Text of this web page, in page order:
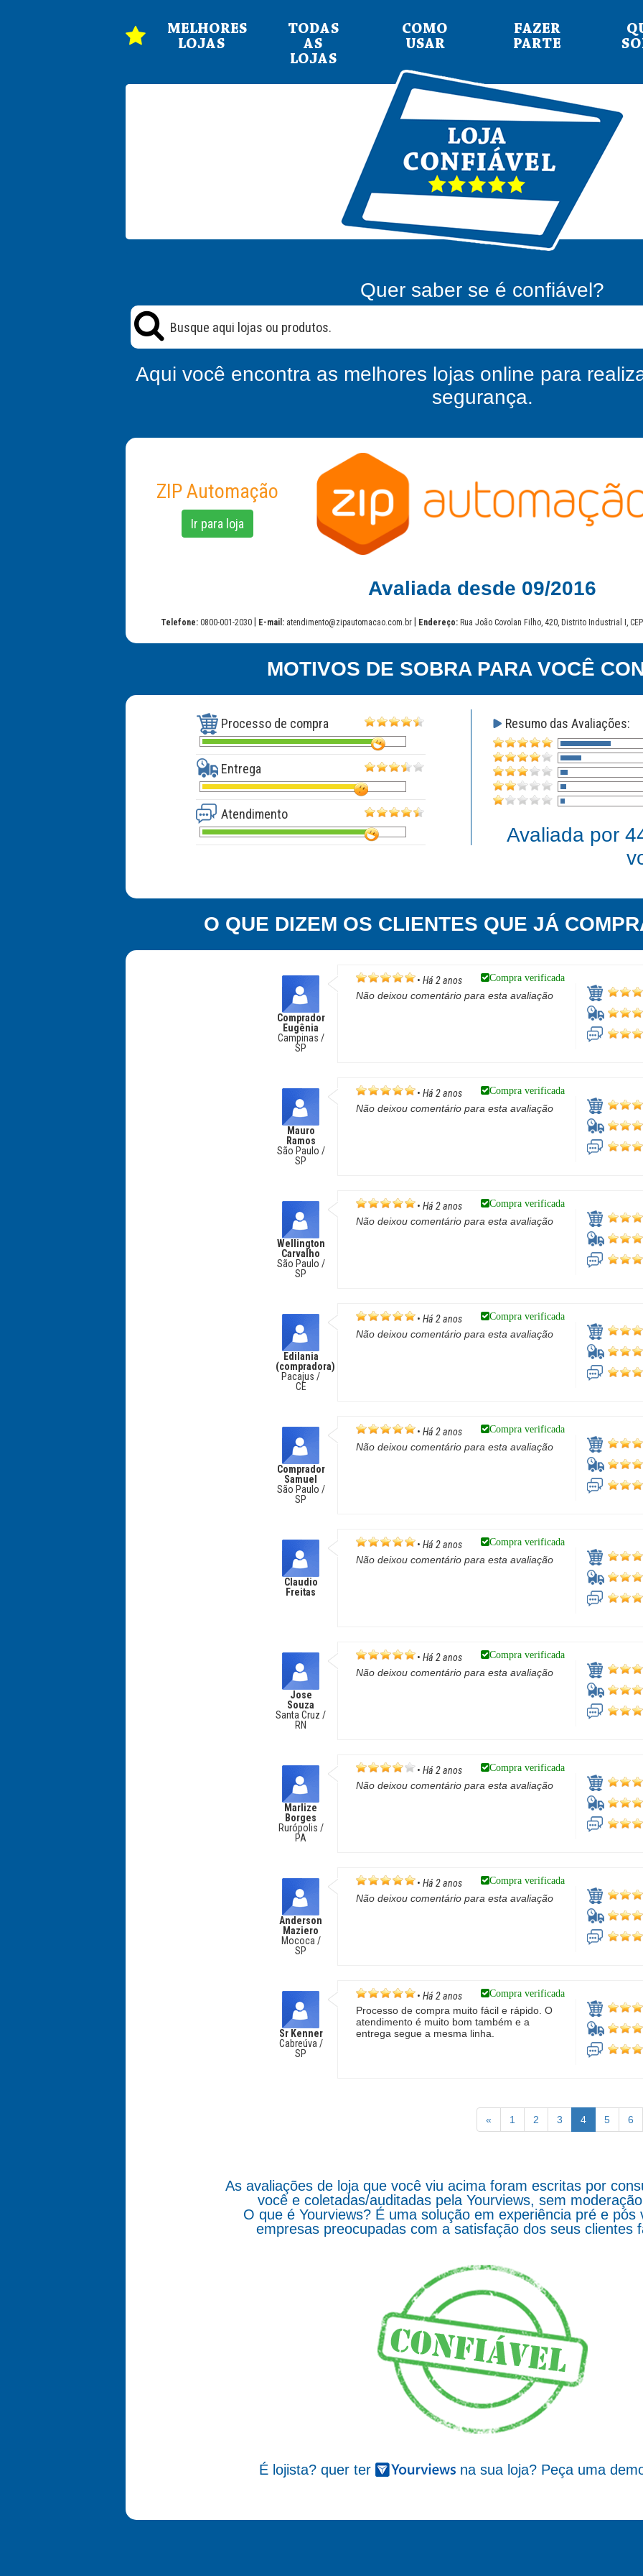
MELHORES
LOJAS
TODAS
AS
LOJAS
COMO
USAR
FAZER
PARTE
Quer saber se é confiável?
Aqui você encontra as melhores lojas online para
segurança.
ZIP Automação
Ir para loja
Avaliada desde 09/2016
Telefone: 0800-001-2030 E-mail: atendimento@zipautomacao.com.br Endereço: Rua João Covolan Filho, 420, Distrito Industrial I,
MOTIVOS DE SOBRA PARA VOCÊ
Processo de compra
Entrega
Atendimento
Resumo das Avaliações:
Avaliada por
O QUE DIZEM OS CLIENTES QUE JÁ
Comprador
Eugênia
Campinas /
SP
• Há 2 anos Compra verificada
Não deixou comentário para esta avaliação
Mauro
Ramos
São Paulo /
SP
• Há 2 anos Compra verificada
Não deixou comentário para esta avaliação
Wellington
Carvalho
São Paulo /
SP
• Há 2 anos Compra verificada
Não deixou comentário para esta avaliação
Edilania
(compradora)
Pacajus /
CE
• Há 2 anos Compra verificada
Não deixou comentário para esta avaliação
Comprador
Samuel
São Paulo /
SP
• Há 2 anos Compra verificada
Não deixou comentário para esta avaliação
Claudio
Freitas
• Há 2 anos Compra verificada
Não deixou comentário para esta avaliação
Jose
Souza
Santa Cruz /
RN
• Há 2 anos Compra verificada
Não deixou comentário para esta avaliação
Marlize
Borges
Rurópolis /
PA
• Há 2 anos Compra verificada
Não deixou comentário para esta avaliação
Anderson
Maziero
Mococa /
SP
• Há 2 anos Compra verificada
Não deixou comentário para esta avaliação
Sr Kenner
Cabreúva /
SP
• Há 2 anos Compra verificada
Processo de compra muito fácil e rápido. O
atendimento é muito bom também e a
entrega segue a mesma linha.
« 1 2 3 4 5 6
As avaliações de loja que você viu acima foram escritas por
você e coletadas/auditadas pela Yourviews, sem
O que é Yourviews? É uma solução em experiência pré e pós
empresas preocupadas com a satisfação dos seus clientes
É lojista? quer ter na sua loja? Peça uma